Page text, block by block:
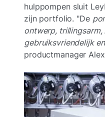
hulppompen sluit
zijn portfolio. "De
ontwerp, trillingsarm,
gebruiksvriendelijk
productmanager